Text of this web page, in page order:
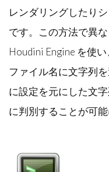
レンダリングしたり
です。この方法で異
Houdini Engine を使
ファイル名に文字列
に設定を元にした文
に判別することが可能